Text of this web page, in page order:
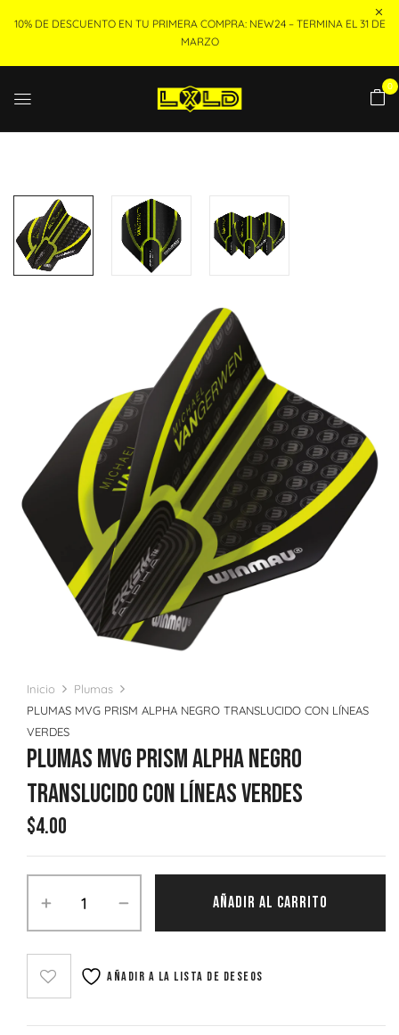
10% DE DESCUENTO EN TU PRIMERA COMPRA: NEW24 – TERMINA EL 31 DE
MARZO
0
Inicio
Plumas
PLUMAS MVG PRISM ALPHA NEGRO TRANSLUCIDO CON LÍNEAS
VERDES
PLUMAS MVG PRISM ALPHA NEGRO
TRANSLUCIDO CON LÍNEAS VERDES
$4.00
AÑADIR AL CARRITO
Añadir a la lista de deseos